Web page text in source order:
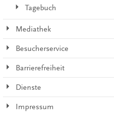
Tagebuch
Mediathek
Besucherservice
Barrierefreiheit
Dienste
Impressum